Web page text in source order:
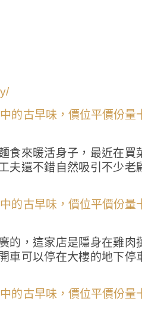
食來暖活身子，最近在買
夫還不錯自然吸引不少老
的，這家店是隱身在雞肉
車可以停在大樓的地下停